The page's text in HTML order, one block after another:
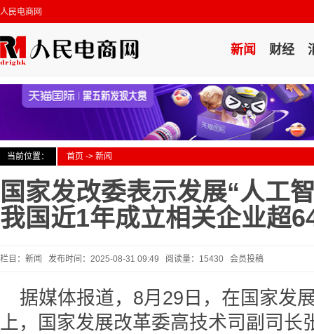
人民电商网
新闻 财经
当前位置： 首页 -> 新闻
国家发改委表示发展“人工
我国近1年成立相关企业超
栏目：新闻 发布时间：2025-08-31 09:49 阅读量：15430 会员投稿
据媒体报道，8月29日，在国家发
上，国家发展改革委高技术司副司长